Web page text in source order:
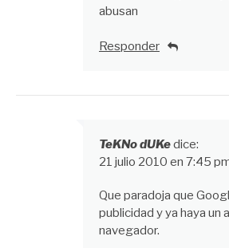
abusan
Responder
TeKNo dUKedice:
21 julio 2010 en 7:45
Que paradoja que
publicidad y ya haya un
navegador.